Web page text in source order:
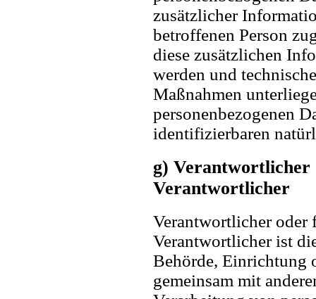
zusätzlicher
betroffenen Person
diese zusätzlichen
werden und
Maßnahmen
personenbezogenen
identifizierbaren
g)
Verantwortlicher
Verantwortlicher oder
Verantwortlicher ist
Behörde, Einrichtung
gemeinsam mit